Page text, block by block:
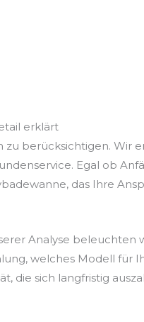
erklärt
berücksichtigen. Wir
Egal ob
das Ihre
Analyse beleuchten
welches Modell für
die sich langfristig